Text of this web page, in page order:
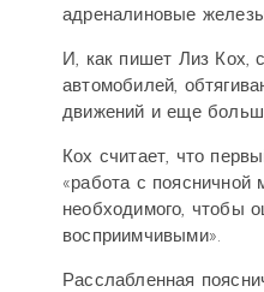
адреналиновые
И, как пишет Лиз Кох,
автомобилей,
движений и еще
Кох считает, что
«работа с поясничной
необходимого, чтобы
восприимчивыми».
Расслабленная